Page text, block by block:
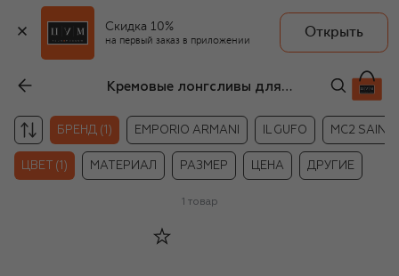
Скидка 10%
на первый заказ в приложении
Открыть
Кремовые лонгсливы для мальчиков Paolo Pecora Milano
БРЕНД (1) EMPORIO ARMANI IL GUFO MC2 SAINT
ЦВЕТ (1) МАТЕРИАЛ РАЗМЕР ЦЕНА ДРУГИЕ
1 товар